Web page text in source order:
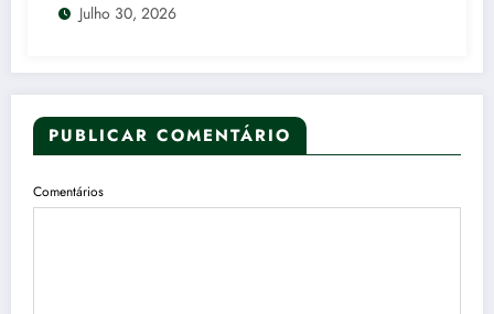
Julho 30, 2026
PUBLICAR COMENTÁRIO
Comentários